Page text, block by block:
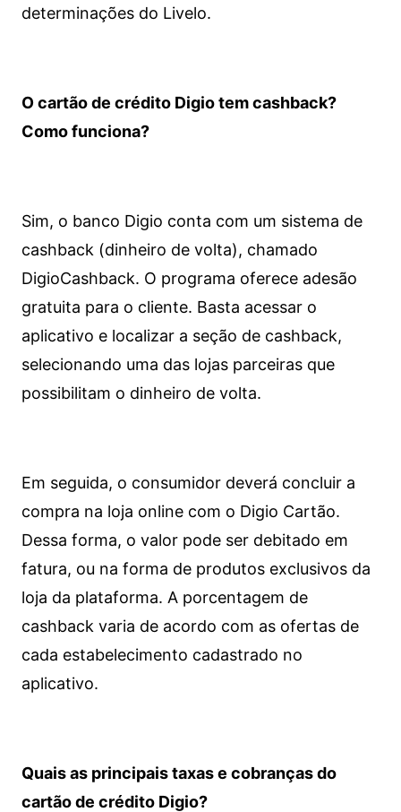
determinações do Livelo.
O cartão de crédito Digio tem cashback?
Como funciona?
Sim, o banco Digio conta com um sistema de
cashback (dinheiro de volta), chamado
DigioCashback. O programa oferece adesão
gratuita para o cliente. Basta acessar o
aplicativo e localizar a seção de cashback,
selecionando uma das lojas parceiras que
possibilitam o dinheiro de volta.
Em seguida, o consumidor deverá concluir a
compra na loja online com o Digio Cartão.
Dessa forma, o valor pode ser debitado em
fatura, ou na forma de produtos exclusivos da
loja da plataforma. A porcentagem de
cashback varia de acordo com as ofertas de
cada estabelecimento cadastrado no
aplicativo.
Quais as principais taxas e cobranças do
cartão de crédito Digio?